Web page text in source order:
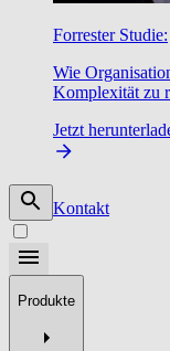
Forrester Studie:
Wie
Komplexität zu
Jetzt
Kontakt
Produkte